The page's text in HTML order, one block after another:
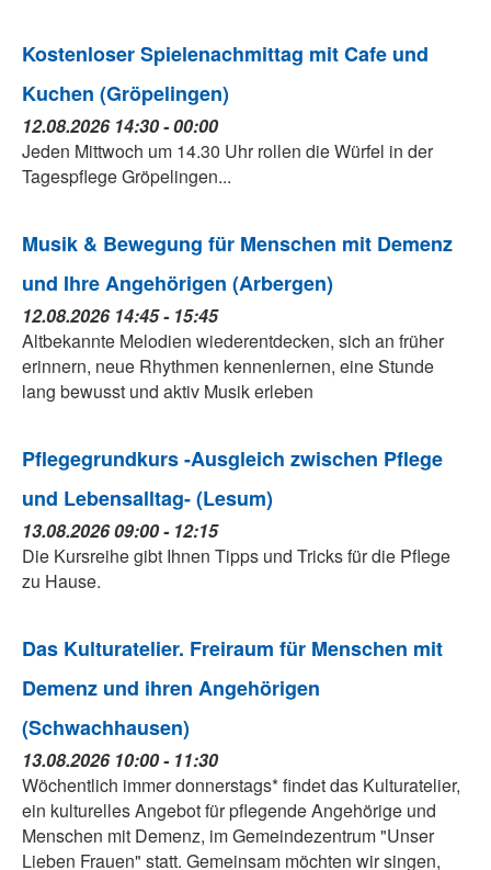
Kostenloser Spielenachmittag mit Cafe und
Kuchen (Gröpelingen)
12.08.2026 14:30 - 00:00
Jeden Mittwoch um 14.30 Uhr rollen die Würfel in der
Tagespflege Gröpelingen...
Musik & Bewegung für Menschen mit Demenz
und Ihre Angehörigen (Arbergen)
12.08.2026 14:45 - 15:45
Altbekannte Melodien wiederentdecken, sich an früher
erinnern, neue Rhythmen kennenlernen, eine Stunde
lang bewusst und aktiv Musik erleben
Pflegegrundkurs -Ausgleich zwischen Pflege
und Lebensalltag- (Lesum)
13.08.2026 09:00 - 12:15
Die Kursreihe gibt Ihnen Tipps und Tricks für die Pflege
zu Hause.
Das Kulturatelier. Freiraum für Menschen mit
Demenz und ihren Angehörigen
(Schwachhausen)
13.08.2026 10:00 - 11:30
Wöchentlich immer donnerstags* findet das Kulturatelier,
ein kulturelles Angebot für pflegende Angehörige und
Menschen mit Demenz, im Gemeindezentrum "Unser
Lieben Frauen" statt. Gemeinsam möchten wir singen,